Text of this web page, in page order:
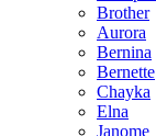
Brother
Aurora
Bernina
Bernette
Chayka
Elna
Janome